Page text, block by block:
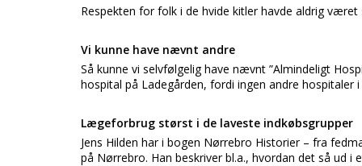
Respekten for folk i de hvide kitler havde aldrig været
Vi kunne have nævnt andre
Så kunne vi selvfølgelig have nævnt ”Almindeligt
hospital på Ladegården, fordi ingen andre
Lægeforbrug størst i de laveste indkøbsgrupper
Jens Hilden har i bogen Nørrebro Historier – fra
på Nørrebro. Han beskriver bl.a., hvordan det så ud i